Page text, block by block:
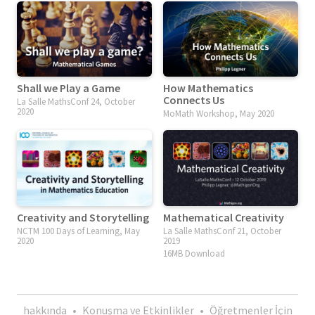
Shall we Play a Game
La Salle MathsConf 24, October
2020
How Mathematics
Connects Us
MoMath Workshop, May 2020
Creativity and Storytelling
NCTM 100 Days of Learning, May
2020
Mathematical Creativity
La Salle MathsConf 21, October
2019
16MB Download
hakkında • Konuşma ve Etkinlikler • Öğretmenler İçin